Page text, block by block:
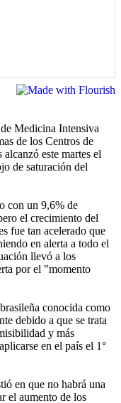
Medicina Intensiva
de los Centros de
este martes el
de saturación del
con un 9,6% de
el crecimiento del
fue tan acelerado que
en alerta a todo el
llevó a los
por el "momento
conocida como
debido a que se trata
y más
en el país el 1°
en que no habrá una
el aumento de los